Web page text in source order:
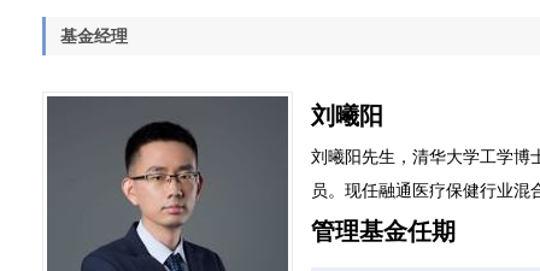
基金经理
刘曦阳
刘曦阳先生，清华大学工学博
员。现任融通医疗保健行业混
管理基金任期